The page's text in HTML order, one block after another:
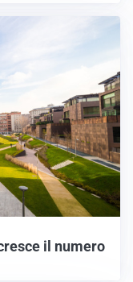
il numero